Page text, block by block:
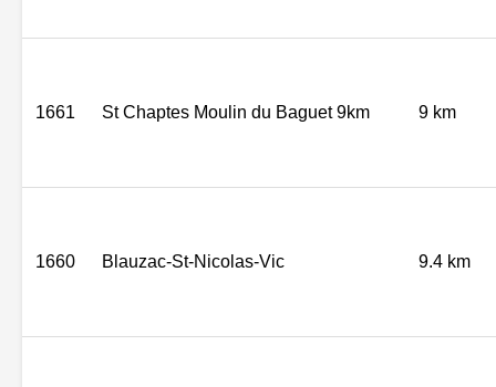
1661 St Chaptes Moulin du Baguet 9km 9 km
1660 Blauzac-St-Nicolas-Vic 9.4 km